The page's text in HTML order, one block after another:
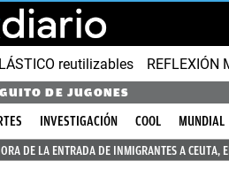
reutilizables REFLEXIÓN
DE JUGONES
INVESTIGACIÓN COOL
MUNDIAL
DE LA ENTRADA DE INMIGRANTES A CEUTA,